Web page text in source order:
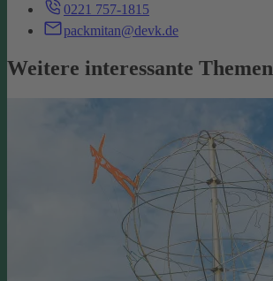
0221 757-1815
packmitan@devk.de
Weitere interessante Themen